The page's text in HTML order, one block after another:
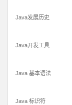
Java发展历史
Java开发工具
Java 基本语法
Java 标识符